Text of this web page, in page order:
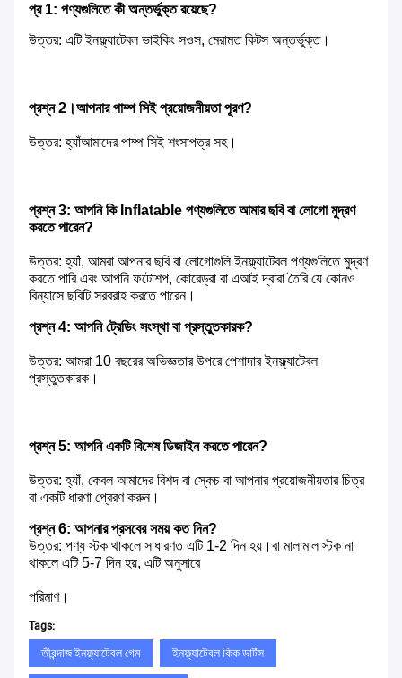
প্র 1: পণ্যগুলিতে কী অন্তর্ভুক্ত রয়েছে?
উত্তর: এটি ইনফ্ল্যাটেবল ভাইকিং সওস, মেরামত কিটস অন্তর্ভুক্ত।
প্রশ্ন 2।আপনার পাম্প সিই প্রয়োজনীয়তা পূরণ?
উত্তর: হ্যাঁআমাদের পাম্প সিই শংসাপত্র সহ।
প্রশ্ন 3: আপনি কি Inflatable পণ্যগুলিতে আমার ছবি বা লোগো মুদ্রণ
করতে পারেন?
উত্তর: হ্যাঁ, আমরা আপনার ছবি বা লোগোগুলি ইনফ্ল্যাটেবল পণ্যগুলিতে মুদ্রণ
করতে পারি এবং আপনি ফটোশপ, কোরেড্রা বা এআই দ্বারা তৈরি যে কোনও
বিন্যাসে ছবিটি সরবরাহ করতে পারেন।
প্রশ্ন 4: আপনি ট্রেডিং সংস্থা বা প্রস্তুতকারক?
উত্তর: আমরা 10 বছরের অভিজ্ঞতার উপরে পেশাদার ইনফ্ল্যাটেবল
প্রস্তুতকারক।
প্রশ্ন 5: আপনি একটি বিশেষ ডিজাইন করতে পারেন?
উত্তর: হ্যাঁ, কেবল আমাদের বিশদ বা স্কেচ বা আপনার প্রয়োজনীয়তার চিত্র
বা একটি ধারণা প্রেরণ করুন।
প্রশ্ন 6: আপনার প্রসবের সময় কত দিন?
উত্তর: পণ্য স্টক থাকলে সাধারণত এটি 1-2 দিন হয়।বা মালামাল স্টক না
থাকলে এটি 5-7 দিন হয়, এটি অনুসারে
পরিমাণ।
Tags:
তীরন্দাজ ইনফ্ল্যাটেবল গেম ইনফ্ল্যাটেবল কিক ডার্টস